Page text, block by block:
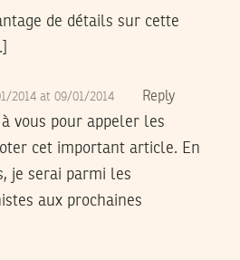
de détails sur cette
2014 at 09/01/2014 Reply
vous pour appeler les
cet important article. En
je serai parmi les
aux prochaines